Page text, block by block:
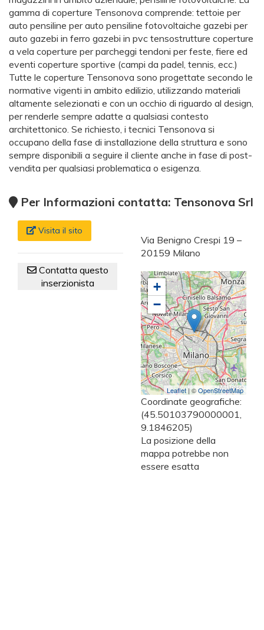
gamma di coperture Tensonova comprende: tettoie per
auto pensiline per auto pensiline fotovoltaiche gazebi per
auto gazebi in ferro gazebi in pvc tensostrutture coperture
a vela coperture per parcheggi tendoni per feste, fiere ed
eventi coperture sportive (campi da padel, tennis, ecc.)
Tutte le coperture Tensonova sono progettate secondo le
normative vigenti in ambito edilizio, utilizzando materiali
altamente selezionati e con un occhio di riguardo al design,
per renderle sempre adatte a qualsiasi contesto
architettonico. Se richiesto, i tecnici Tensonova si
occupano della fase di installazione della struttura e sono
sempre disponibili a seguire il cliente anche in fase di post-
vendita per qualsiasi problematica o esigenza.
Per Informazioni contatta: Tensonova Srl
Visita il sito
Contatta questo
inserzionista
Via Benigno Crespi 19 –
20159 Milano
+
−
Leaflet | ©OpenStreetMap
Coordinate geografiche:
(45.50103790000001,
9.1846205)
La posizione della
mappa potrebbe non
essere esatta